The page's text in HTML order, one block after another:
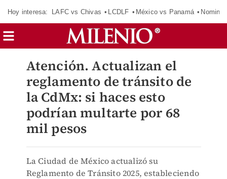
Hoy interesa: LAFC vs Chivas LCDLF México vs Panamá
Atención. Actualizan el
reglamento de tránsito de
la CdMx: si haces esto
podrían multarte por 68
mil pesos
La Ciudad de México actualizó su
Reglamento de Tránsito 2025, estableciendo